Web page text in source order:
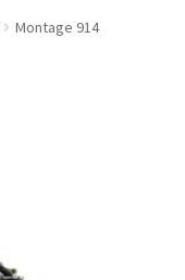
Montage 914